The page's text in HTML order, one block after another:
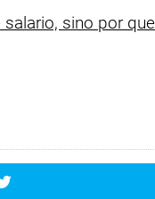
salario, sino por que